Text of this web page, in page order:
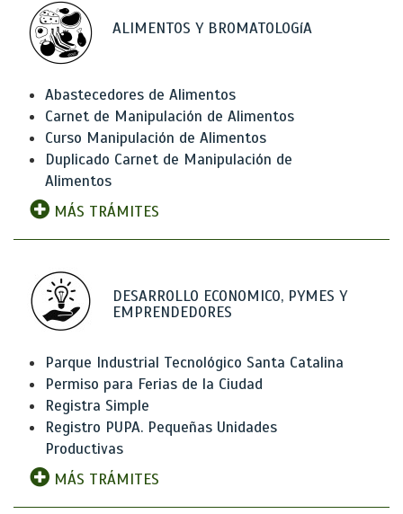
ALIMENTOS Y BROMATOLOGíA
Abastecedores de Alimentos
Carnet de Manipulación de Alimentos
Curso Manipulación de Alimentos
Duplicado Carnet de Manipulación de
Alimentos
MÁS TRÁMITES
DESARROLLO ECONOMICO, PYMES Y
EMPRENDEDORES
Parque Industrial Tecnológico Santa Catalina
Permiso para Ferias de la Ciudad
Registra Simple
Registro PUPA. Pequeñas Unidades
Productivas
MÁS TRÁMITES